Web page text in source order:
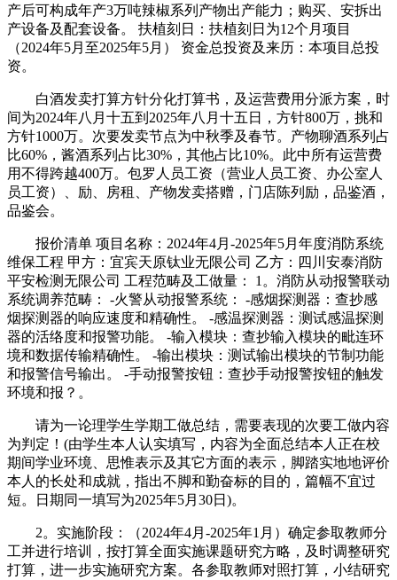
产后可构成年产3万吨辣椒系列产物出产能力；购买、安拆出
产设备及配套设备。 扶植刻日：扶植刻日为12个月项目
（2024年5月至2025年5月） 资金总投资及来历：本项目总投
资。
白酒发卖打算方针分化打算书，及运营费用分派方案，时
间为2024年八月十五到2025年八月十五日，方针800万，挑和
方针1000万。次要发卖节点为中秋季及春节。产物聊酒系列占
比60%，酱酒系列占比30%，其他占比10%。此中所有运营费
用不得跨越400万。包罗人员工资（营业人员工资、办公室人
员工资）、励、房租、产物发卖搭赠，门店陈列励，品鉴酒，
品鉴会。
报价清单 项目名称：2024年4月-2025年5月年度消防系统
维保工程 甲方：宜宾天原钛业无限公司 乙方：四川安泰消防
平安检测无限公司 工程范畴及工做量： 1。消防从动报警联动
系统调养范畴： -火警从动报警系统： -感烟探测器：查抄感
烟探测器的响应速度和精确性。 -感温探测器：测试感温探测
器的活络度和报警功能。 -输入模块：查抄输入模块的毗连环
境和数据传输精确性。 -输出模块：测试输出模块的节制功能
和报警信号输出。 -手动报警按钮：查抄手动报警按钮的触发
环境和报？。
请为一论理学生学期工做总结，需要表现的次要工做内容
为判定！(由学生本人认实填写，内容为全面总结本人正在校
期间学业环境、思惟表示及其它方面的表示，脚踏实地地评价
本人的长处和成就，指出不脚和勤奋标的目的，篇幅不宜过
短。日期同一填写为2025年5月30日)。
2。实施阶段：（2024年4月-2025年1月）确定参取教师分
工并进行培训，按打算全面实施课题研究方略，及时调整研究
打算，进一步实施研究方案。各参取教师对照打算，小结研究